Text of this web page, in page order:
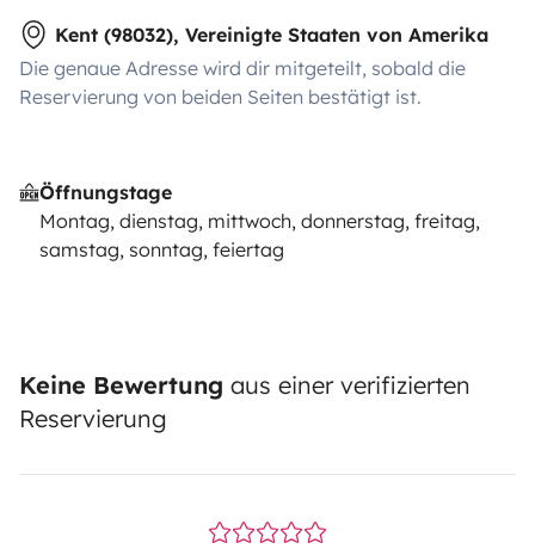
Kent (98032), Vereinigte Staaten von Amerika
Die genaue Adresse wird dir mitgeteilt, sobald die
Reservierung von beiden Seiten bestätigt ist.
Öffnungstage
Montag, dienstag, mittwoch, donnerstag, freitag,
samstag, sonntag, feiertag
Keine Bewertung aus einer verifizierten
Reservierung